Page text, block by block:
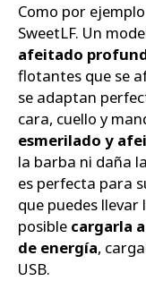
Como por
SweetLF. Un
afeitado
flotantes que se
se adaptan
cara, cuello y
esmerilado y
la barba ni daña
es perfecta para
que puedes
posible cargarla
de energía,
USB.